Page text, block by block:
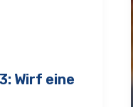
Wirf eine